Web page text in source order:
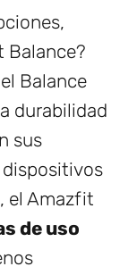
Balance?
Balance
durabilidad
sus
el Amazfit
de uso